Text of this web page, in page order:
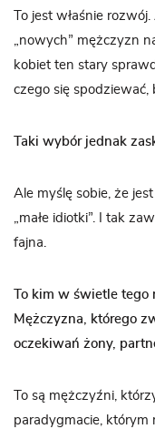
To jest właśnie
„nowych” mężczyzn
kobiet ten stary
czego się spodziewać,
Taki wybór jednak
Ale myślę sobie, że
„małe idiotki”. I tak
fajna.
To kim w świetle
Mężczyzna, którego
oczekiwań żony,
To są mężczyźni,
paradygmacie, którym